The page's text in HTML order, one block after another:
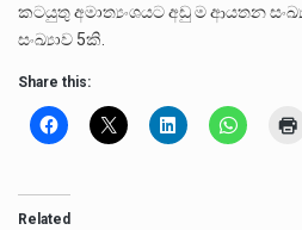
කටයුතු අමාත්‍යංශයට අඩු ම ආයතන
සංඛ්‍යාව 5කි.
Share this:
Related